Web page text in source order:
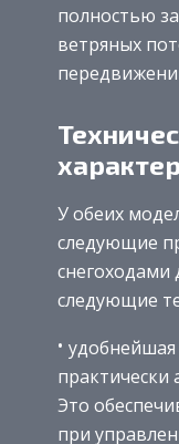
полностью
ветряных
У обеих
следующие
следующие
практически
Это
при